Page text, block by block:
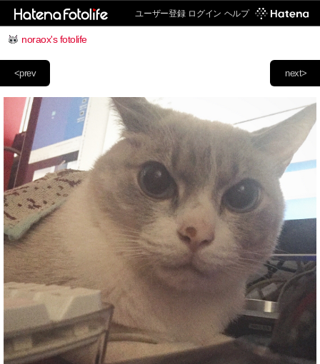
ユーザー登録 ログイン ヘルプ
noraox's fotolife
next>
<prev